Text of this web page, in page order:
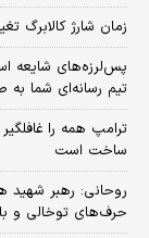
زمان شارژ کالابرگ
پس‌لرزه‌های شایعه
تیم رسانه‌ای شما به
ترامپ همه را
ساخت است
روحانی: رهبر شهید
حرف‌های توخالی و بلوف است/